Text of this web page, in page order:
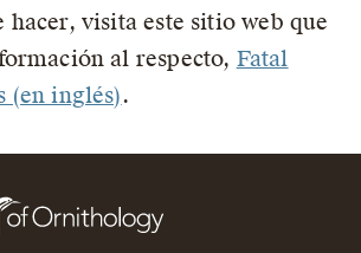
hacer, visita este sitio web que
al respecto, Fatal
(en inglés).